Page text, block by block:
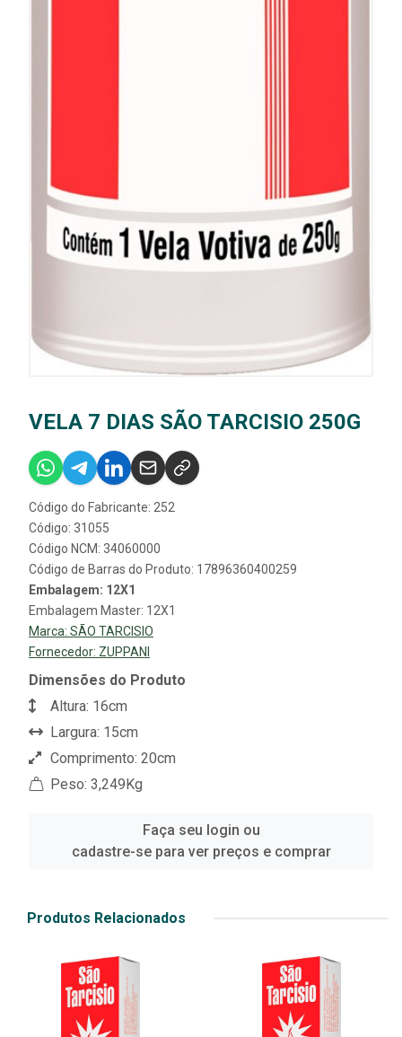
VELA 7 DIAS SÃO TARCISIO 250G
Código do Fabricante: 252
Código: 31055
Código NCM: 34060000
Código de Barras do Produto: 17896360400259
Embalagem: 12X1
Embalagem Master: 12X1
Marca: SÃO TARCISIO
Fornecedor: ZUPPANI
Dimensões do Produto
Altura: 16cm
Largura: 15cm
Comprimento: 20cm
Peso: 3,249Kg
Faça seu login ou
cadastre-se para ver preços e comprar
Produtos Relacionados